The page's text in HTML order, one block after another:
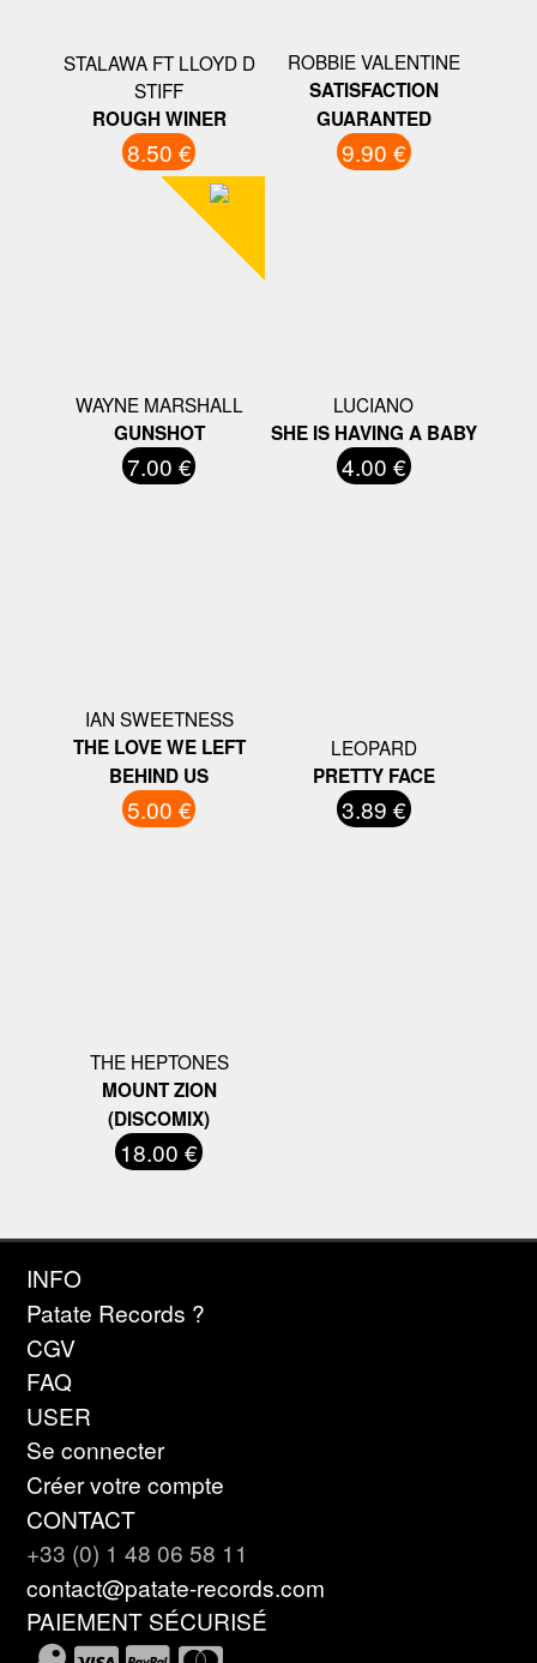
STALAWA FT LLOYD D
STIFF
ROUGH WINER
8.50 €
ROBBIE VALENTINE
SATISFACTION
GUARANTED
9.90 €
WAYNE MARSHALL
GUNSHOT
7.00 €
LUCIANO
SHE IS HAVING A BABY
4.00 €
IAN SWEETNESS
THE LOVE WE LEFT
BEHIND US
5.00 €
LEOPARD
PRETTY FACE
3.89 €
THE HEPTONES
MOUNT ZION
(DISCOMIX)
18.00 €
INFO
Patate Records ?
CGV
FAQ
USER
Se connecter
Créer votre compte
CONTACT
+33 (0) 1 48 06 58 11
contact@patate-records.com
PAIEMENT SÉCURISÉ